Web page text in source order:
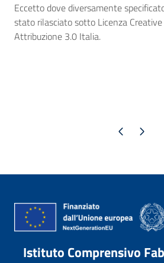
Eccetto dove diversamente
stato rilasciato sotto Licenza
Attribuzione 3.0 Italia.
Pagina precedente
Pagina successiva
Istituto Comprensivo